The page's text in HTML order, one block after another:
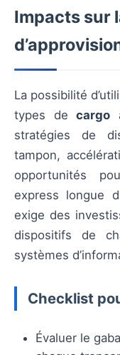
Impacts sur
La possibilité
types de cargo
stratégies de
tampon,
opportunités
express longue
exige des
dispositifs de
systèmes
Checklist
Évaluer le